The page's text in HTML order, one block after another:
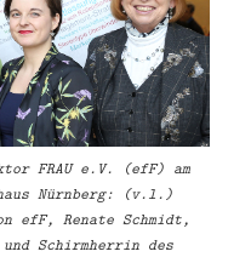
FRAU e.V. (efF) am
Nürnberg: (v.l.)
efF, Renate Schmidt,
Schirmherrin des